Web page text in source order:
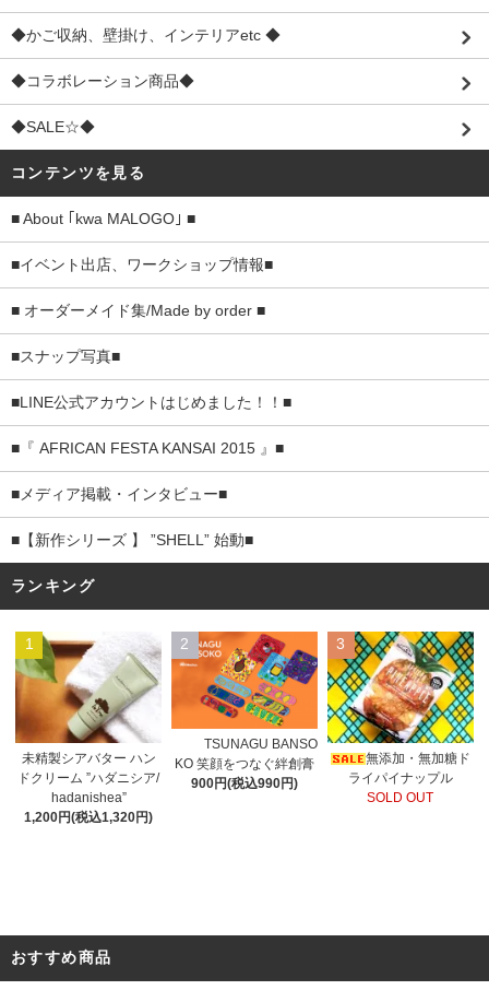
◆かご収納、壁掛け、インテリアetc ◆
◆コラボレーション商品◆
◆SALE☆◆
コンテンツを見る
■ About ｢kwa MALOGO｣ ■
■イベント出店、ワークショップ情報■
■ オーダーメイド集/Made by order ■
■スナップ写真■
■LINE公式アカウントはじめました！！■
■『 AFRICAN FESTA KANSAI 2015 』■
■メディア掲載・インタビュー■
■【新作シリーズ 】 ”SHELL” 始動■
ランキング
1
未精製シアバター ハン
ドクリーム ”ハダニシア/
hadanishea”
1,200円(税込1,320円)
2
TSUNAGU BANSO
KO 笑顔をつなぐ絆創膏
900円(税込990円)
3
無添加・無加糖ド
ライパイナップル
SOLD OUT
おすすめ商品